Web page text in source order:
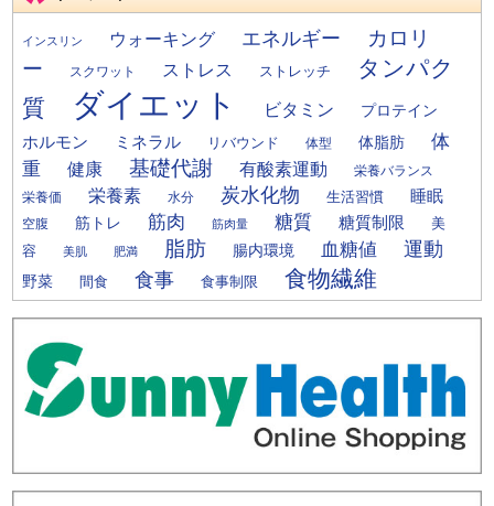
インスリン ウォーキング エネルギー
カロリ
ー
スクワット ストレス ストレッチ
タンパク
質
ダイエット ビタミン プロテイン
ホルモン ミネラル リバウンド 体型 体脂肪
体
重
健康 基礎代謝 有酸素運動 栄養バランス
栄養価 栄養素 水分 炭水化物 生活習慣 睡眠
空腹 筋トレ 筋肉 筋肉量 糖質 糖質制限
美
容
美肌 肥満 脂肪 腸内環境 血糖値 運動
野菜 間食 食事 食事制限 食物繊維